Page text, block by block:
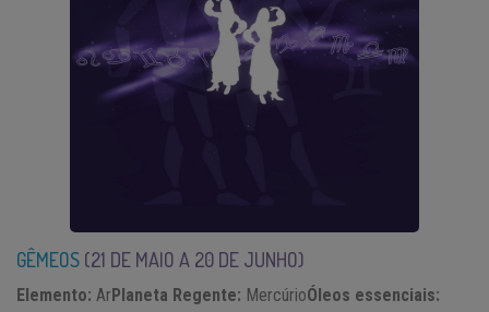
GÊMEOS (21 DE MAIO A 20 DE JUNHO)
Elemento: ArPlaneta Regente: MercúrioÓleos essenciais: